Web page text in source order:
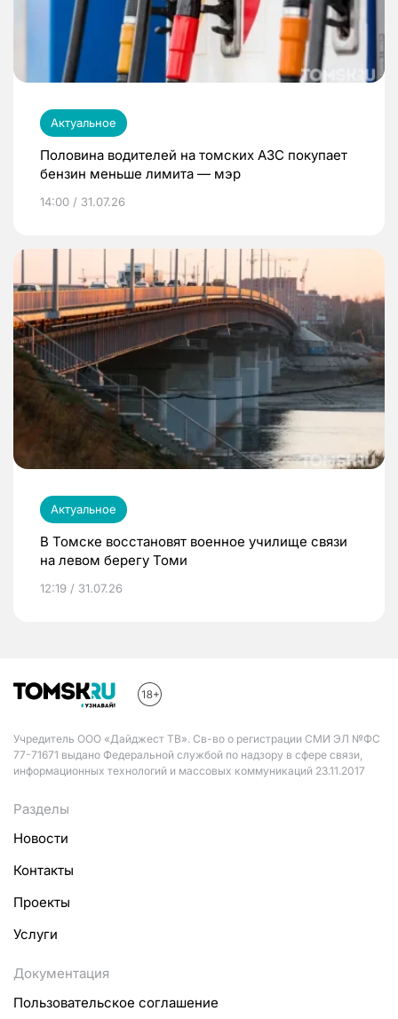
Актуальное
Половина водителей на томских АЗС покупает
бензин меньше лимита — мэр
14:00 / 31.07.26
Актуальное
В Томске восстановят военное училище связи
на левом берегу Томи
12:19 / 31.07.26
Учредитель ООО «Дайджест ТВ». Св-во о регистрации СМИ ЭЛ №ФС
77-71671 выдано Федеральной службой по надзору в сфере связи,
информационных технологий и массовых коммуникаций 23.11.2017
Разделы
Новости
Контакты
Проекты
Услуги
Документация
Пользовательское соглашение